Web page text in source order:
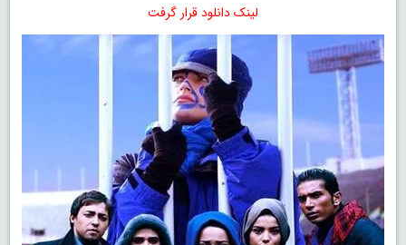
لینک دانلود قرار گرفت